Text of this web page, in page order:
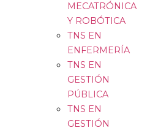
MECATRÓNICA
Y ROBÓTICA
TNS EN
ENFERMERÍA
TNS EN
GESTIÓN
PÚBLICA
TNS EN
GESTIÓN